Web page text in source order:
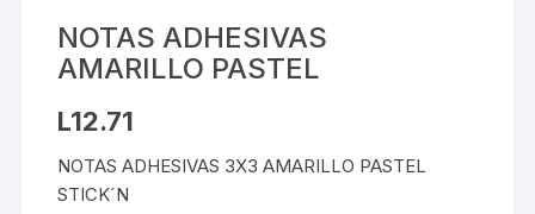
NOTAS ADHESIVAS
AMARILLO PASTEL
L12.71
NOTAS ADHESIVAS 3X3 AMARILLO PASTEL
STICK´N